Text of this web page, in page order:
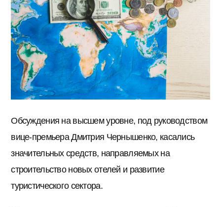
Обсуждения на высшем уровне, под руководством
вице-премьера Дмитрия Чернышенко, касались
значительных средств, направляемых на
строительство новых отелей и развитие
туристического сектора.